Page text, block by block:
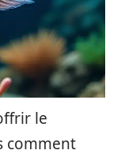
le
comment